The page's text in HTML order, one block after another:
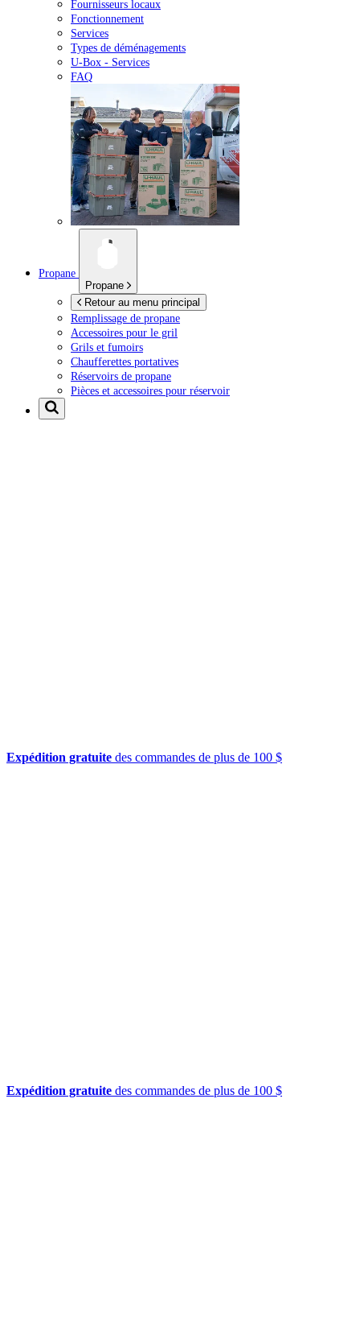
Fournisseurs locaux
Fonctionnement
Services
Types de déménagements
U-Box - Services
FAQ
Propane
Propane
Retour au menu principal
Remplissage de propane
Accessoires pour le gril
Grils et fumoirs
Chaufferettes portatives
Réservoirs de propane
Pièces et accessoires pour réservoir
Expédition gratuite des commandes de plus de 100 $
Expédition gratuite des commandes de plus de 100 $